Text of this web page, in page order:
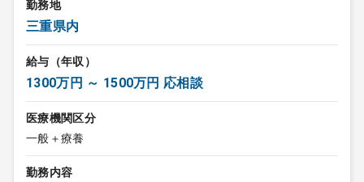
勤務地
三重県内
給与（年収）
1300万円 ～ 1500万円 応相談
医療機関区分
一般＋療養
勤務内容